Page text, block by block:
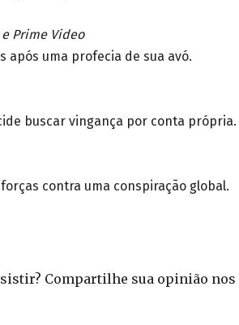
Prime Video
após uma profecia de sua avó.
buscar vingança por conta própria.
contra uma conspiração global.
Compartilhe sua opinião nos